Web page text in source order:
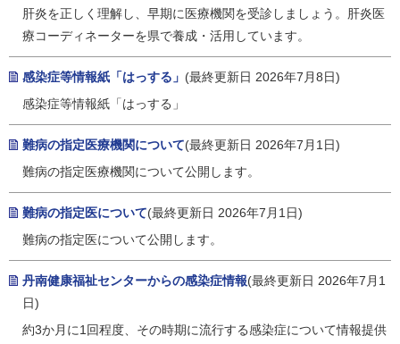
肝炎を正しく理解し、早期に医療機関を受診しましょう。肝炎医
療コーディネーターを県で養成・活用しています。
感染症等情報紙「はっする」 (最終更新日 2026年7月8日)
感染症等情報紙「はっする」
難病の指定医療機関について(最終更新日 2026年7月1日)
難病の指定医療機関について公開します。
難病の指定医について(最終更新日 2026年7月1日)
難病の指定医について公開します。
丹南健康福祉センターからの感染症情報(最終更新日 2026年7月1
日)
約3か月に1回程度、その時期に流行する感染症について情報提供